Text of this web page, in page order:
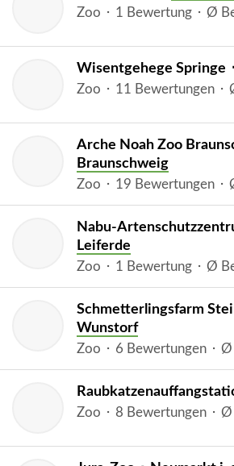
Zoo ⬝ 1 Bewertung ⬝ Ø
Wisentgehege Springe
Zoo ⬝ 11 Bewertungen ⬝
Arche Noah Zoo
Braunschweig
Zoo ⬝ 19 Bewertungen ⬝
Nabu-
Leiferde
Zoo ⬝ 1 Bewertung ⬝ Ø
Schmetterlingsfarm
Wunstorf
Zoo ⬝ 6 Bewertungen ⬝
Zoo ⬝ 8 Bewertungen ⬝